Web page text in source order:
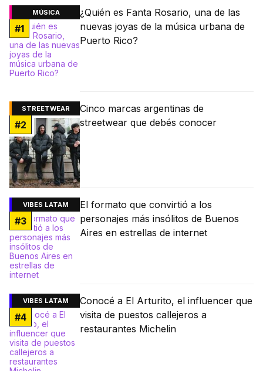
MÚSICA
#1
¿Quién es Fanta Rosario, una de las
nuevas joyas de la música urbana de
Puerto Rico?
STREETWEAR
#2
Cinco marcas argentinas de
streetwear que debés conocer
VIBES LATAM
#3
El formato que convirtió a los
personajes más insólitos de Buenos
Aires en estrellas de internet
VIBES LATAM
#4
Conocé a El Arturito, el influencer que
visita de puestos callejeros a
restaurantes Michelin